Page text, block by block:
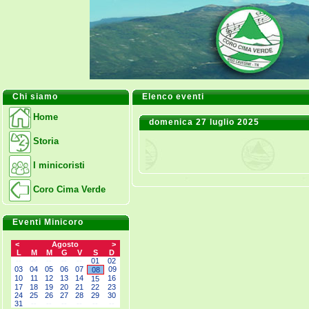
Chi siamo
Home
Storia
I minicoristi
Coro Cima Verde
Eventi Minicoro
< Agosto
>
L
M M G V S
D
01
02
03
04 05 06 07 08
09
10
11 12 13 14 15
16
17
18 19 20 21 22
23
24
25 26 27 28 29
30
31
Elenco eventi
domenica 27 luglio 2025